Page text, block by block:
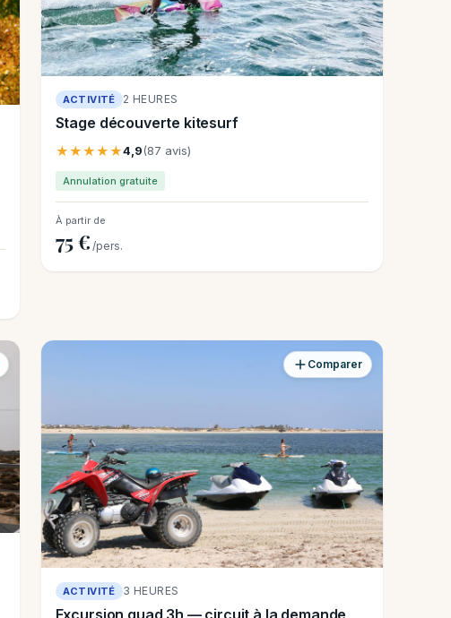
ACTIVITÉ 2 HEURES
Stage découverte kitesurf
★★★★★4,9(87 avis)
Annulation gratuite
À partir de
75 € /pers.
ACTIVITÉ 3 HEURES
Comparer